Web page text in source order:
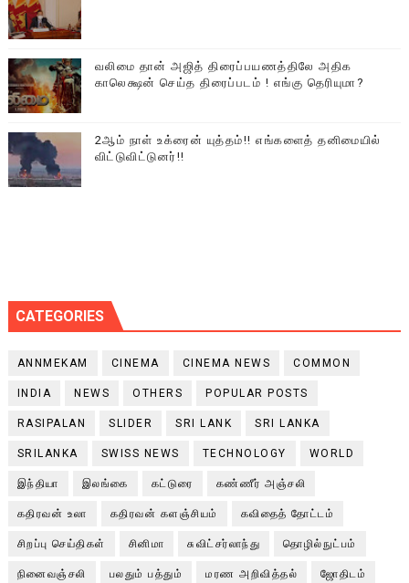
வலிமை தான் அஜித் திரைப்பயணத்திலே அதிக
காலெக்ஷன் செய்த திரைப்படம் ! எங்கு தெரியுமா?
2ஆம் நாள் உக்ரைன் யுத்தம்!! எங்களைத் தனிமையில்
விட்டுவிட்டுனர்!!
CATEGORIES
ANNMEKAM CINEMA CINEMA NEWS COMMON
INDIA NEWS OTHERS POPULAR POSTS
RASIPALAN SLIDER SRI LANK SRI LANKA
SRILANKA SWISS NEWS TECHNOLOGY WORLD
இந்தியா இலங்கை கட்டுரை கண்ணீர் அஞ்சலி
கதிரவன் உலா கதிரவன் களஞ்சியம் கவிதைத் தோட்டம்
சிறப்பு செய்திகள் சினிமா சுவிட்சர்லாந்து தொழில்நுட்பம்
நினைவஞ்சலி பலதும் பத்தும் மரண அறிவித்தல் ஜோதிடம்